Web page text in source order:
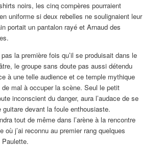
noirs, les cinq compères pourraient
uniforme si deux rebelles ne soulignaient leur
portait un pantalon rayé et Arnaud des
la première fois qu’il se produisait dans le
le groupe sans doute pas aussi détendu
à une telle audience et ce temple mythique
mal à occuper la scène. Seul le petit
inconscient du danger, aura l’audace de se
guitare devant la foule enthousiaste.
tout de même dans l’arène à la rencontre
où j’ai reconnu au premier rang quelques